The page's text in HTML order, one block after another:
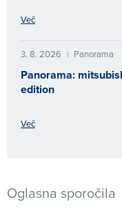
Več
3. 8. 2026 | Panorama
Panorama:
edition
Več
Oglasna sporočila